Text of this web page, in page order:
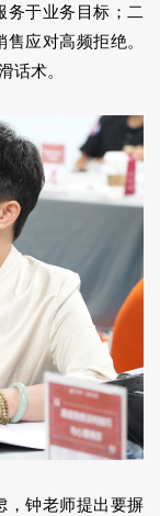
务于业务目标；二
应对高频拒绝。
话术。
，钟老师提出要摒